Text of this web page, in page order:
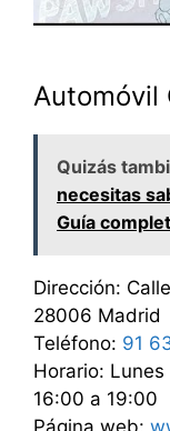
Automóvil
Quizás
necesitas
Guía
Dirección:
28006 Madrid
Teléfono: 91
Horario:
16:00 a 19:00